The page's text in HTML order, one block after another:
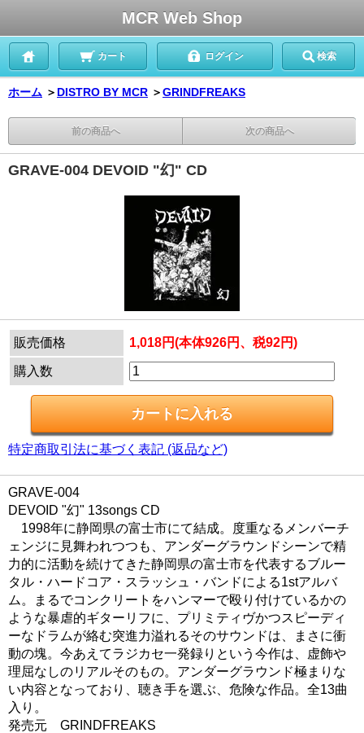
MCR Web Shop
カート ログイン 検索
ホーム ＞ DISTRO BY MCR ＞GRINDFREAKS
前の商品へ 次の商品へ
GRAVE-004 DEVOID "幻" CD
販売価格 1,018円(本体926円、税92円)
購入数
特定商取引法に基づく表記 (返品など)
GRAVE-004
DEVOID "幻" 13songs CD
1998年に静岡県の富士市にて結成。度重なるメンバーチ
ェンジに見舞われつつも、アンダーグラウンドシーンで精
力的に活動を続けてきた静岡県の富士市を代表するブルー
タル・ハードコア・スラッシュ・バンドによる1stアルバ
ム。まるでコンクリートをハンマーで殴り付けているかの
ような暴虐的ギターリフに、プリミティヴかつスピーディ
ーなドラムが絡む突進力溢れるそのサウンドは、まさに衝
動の塊。今あえてラジカセ一発録りという今作は、虚飾や
理屈なしのリアルそのもの。アンダーグラウンド極まりな
い内容となっており、聴き手を選ぶ、危険な作品。全13曲
入り。
発売元 GRINDFREAKS